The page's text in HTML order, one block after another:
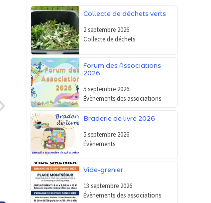
Collecte de déchets verts
2 septembre 2026
Collecte de déchets
Forum des Associations
2026
5 septembre 2026
Évènements des associations
Braderie de livre 2026
5 septembre 2026
Évènements
Vide-grenier
13 septembre 2026
Évènements des associations